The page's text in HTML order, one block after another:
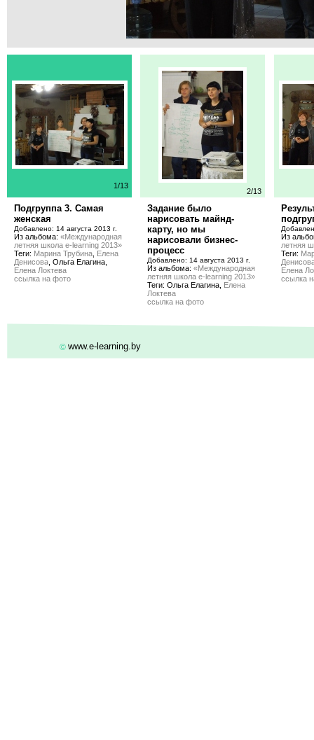
1/13
2/13
Подгруппа 3. Самая
женская
Добавлено: 14 августа 2013 г.
Из альбома: «Международная
летняя школа e-learning 2013»
Теги: Марина Трубина Елена
Денисова , Ольга Елагина,
Елена Локтева
ссылка на фото
Задание было
нарисовать майнд-
карту, но мы
нарисовали бизнес-
процесс
Добавлено: 14 августа 2013 г.
Из альбома: «Международная
летняя школа e-learning 2013»
Теги: Ольга Елагина, Елена
Локтева
ссылка на фото
Из
летняя
Теги:
Елена
ссылка
© www.e-learning.by